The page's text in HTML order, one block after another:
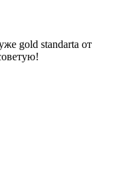
gold standarta от